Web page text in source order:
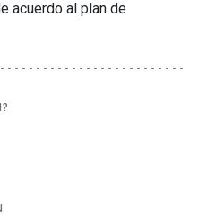
acuerdo al plan de